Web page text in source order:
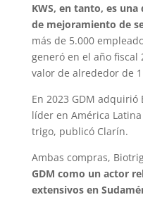
KWS, en tanto, es
de mejoramiento de
más de 5.000
generó en el año fiscal
valor de alrededor de
En 2023 GDM
líder en América
trigo, publicó Clarín.
Ambas compras,
GDM como un actor
extensivos en